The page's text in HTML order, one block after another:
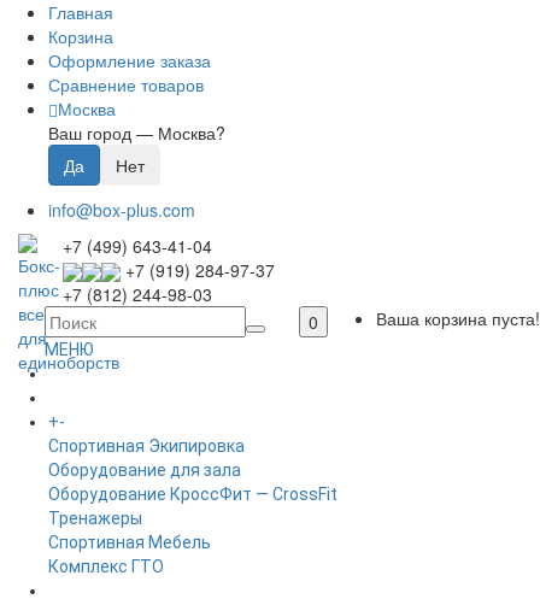
Главная
Корзина
Оформление заказа
Сравнение товаров
Москва
Ваш город — Москва?
info@box-plus.com
+7 (499) 643-41-04
+7 (919) 284-97-37
+7 (812) 244-98-03
0
Ваша корзина пуста!
МЕНЮ
ГЛАВНАЯ
+-
Спортивная Экипировка
Оборудование для зала
Оборудование КроссФит — CrossFit
Тренажеры
Спортивная Мебель
Комплекс ГТО